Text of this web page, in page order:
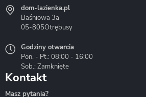
Hydrostop
Liveno
dom-lazienka.pl
Baśniowa 3a
05-805Otrębusy
Godziny otwarcia
Pon. - Pt.: 08:00 - 16:00
Sob.: Zamknięte
Kontakt
Masz pytania?